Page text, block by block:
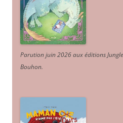
Parution juin 2026 aux éditions
Bouhon.